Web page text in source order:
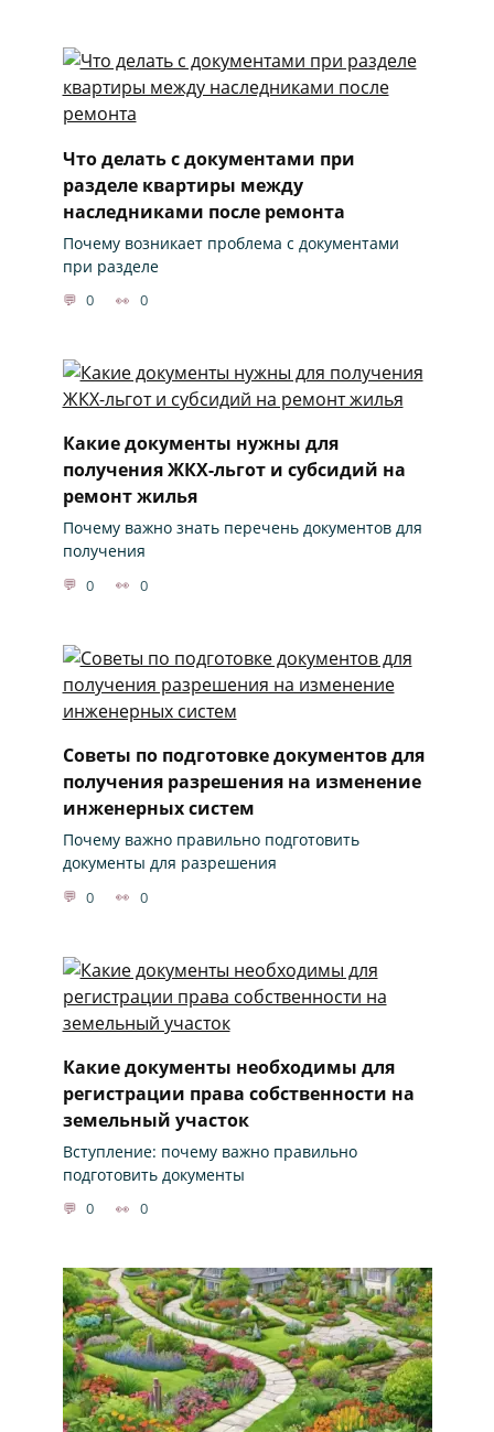
Что делать с документами при
разделе квартиры между
наследниками после ремонта
Почему возникает проблема с документами
при разделе
0 0
Какие документы нужны для
получения ЖКХ-льгот и субсидий на
ремонт жилья
Почему важно знать перечень документов для
получения
0 0
Советы по подготовке документов для
получения разрешения на изменение
инженерных систем
Почему важно правильно подготовить
документы для разрешения
0 0
Какие документы необходимы для
регистрации права собственности на
земельный участок
Вступление: почему важно правильно
подготовить документы
0 0